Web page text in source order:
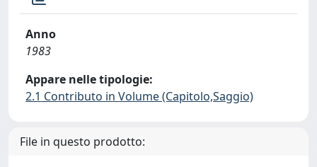
Anno
1983
Appare nelle tipologie:
2.1 Contributo in Volume (Capitolo,Saggio)
File in questo prodotto: